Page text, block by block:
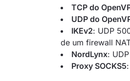
TCP do
UDP do
IKEv2: UDP
de um firewall
NordLynx:
Proxy SOCKS5